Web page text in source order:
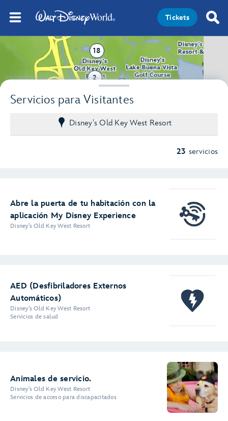
Tickets
Servicios para Visitantes
Disney's Old Key West Resort
23 servicios
Abre la puerta de tu habitación con la
aplicación My Disney Experience
Disney's Old Key West Resort
AED (Desfibriladores Externos
Automáticos)
Disney's Old Key West Resort
Servicios de salud
Animales de servicio.
Disney's Old Key West Resort
Servicios de acceso para discapacitados
3
2
18